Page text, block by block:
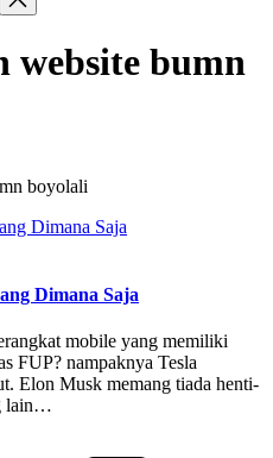
website bumn
boyolali
Dimana Saja
mobile yang memiliki
FUP? nampaknya Tesla
Elon Musk memang tiada henti-
lain…